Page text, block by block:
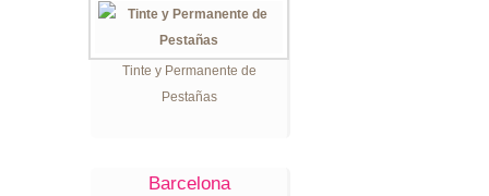
Tinte y Permanente de
Pestañas
Barcelona